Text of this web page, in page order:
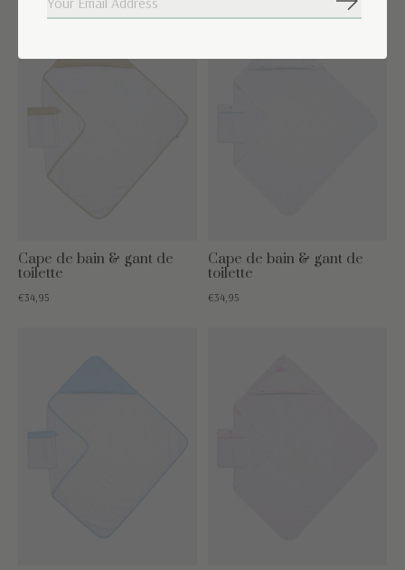
Cape de bain & gant de
toilette
€34,95
Cape de bain & gant de
toilette
€34,95
S'abonner